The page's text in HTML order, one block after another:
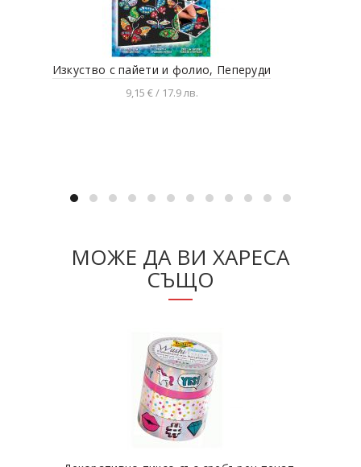
Изкуство с пайети и фолио, Пеперуди
9,15 € / 17.9 лв.
МОЖЕ ДА ВИ ХАРЕСА
СЪЩО